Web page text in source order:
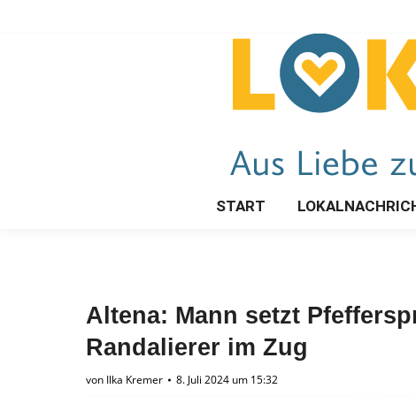
START
Altena: Mann setzt
Randalierer im Zug
von Ilka Kremer 8. Juli 2024 um 15:32